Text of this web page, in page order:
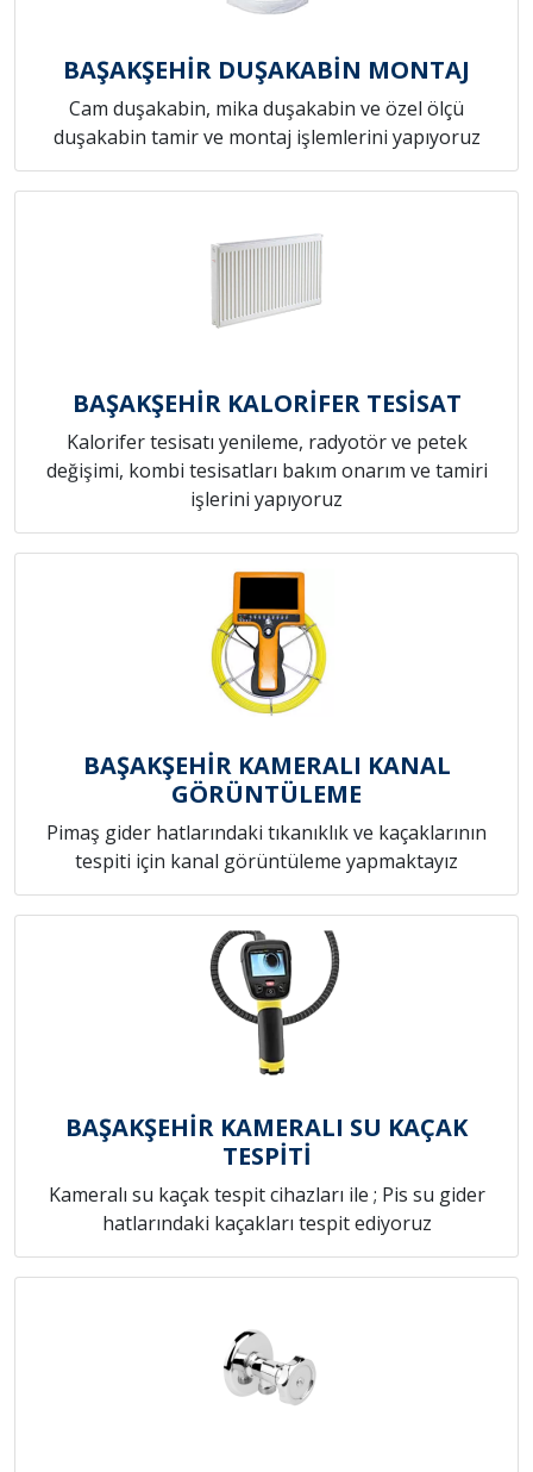
BAŞAKŞEHİR DUŞAKABİN MONTAJ
Cam duşakabin, mika duşakabin ve özel ölçü
duşakabin tamir ve montaj işlemlerini yapıyoruz
BAŞAKŞEHİR KALORİFER TESİSAT
Kalorifer tesisatı yenileme, radyotör ve petek
değişimi, kombi tesisatları bakım onarım ve tamiri
işlerini yapıyoruz
BAŞAKŞEHİR KAMERALI KANAL
GÖRÜNTÜLEME
Pimaş gider hatlarındaki tıkanıklık ve kaçaklarının
tespiti için kanal görüntüleme yapmaktayız
BAŞAKŞEHİR KAMERALI SU KAÇAK
TESPİTİ
Kameralı su kaçak tespit cihazları ile ; Pis su gider
hatlarındaki kaçakları tespit ediyoruz